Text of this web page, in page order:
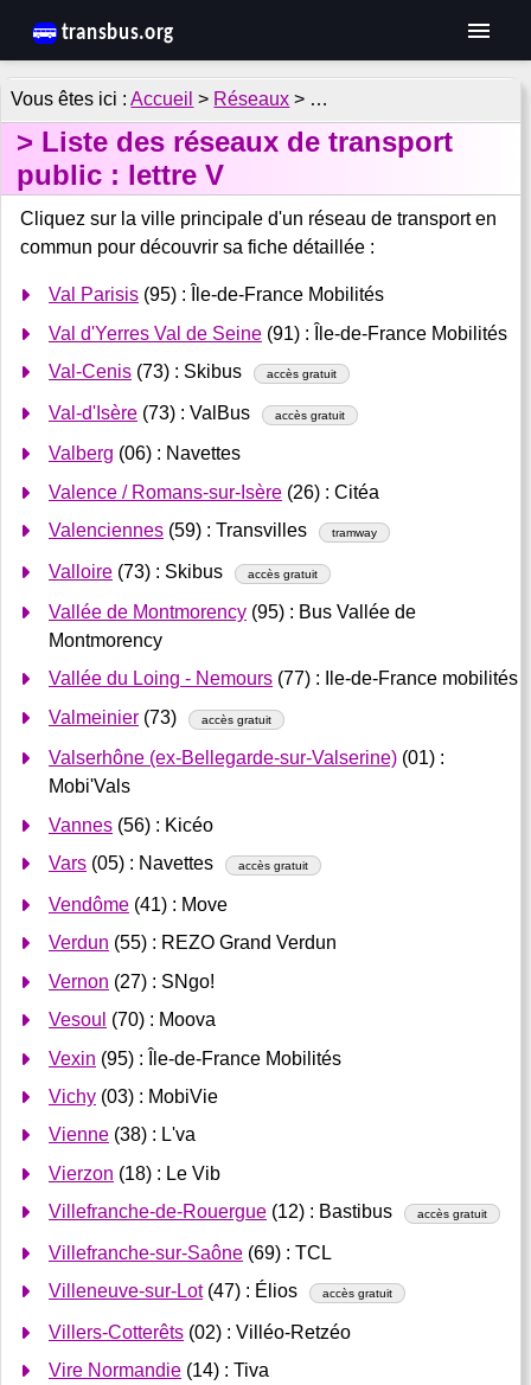
Accueil > Réseaux > …
Liste des réseaux de transport
public : lettre V
Cliquez sur la ville principale d'un réseau de transport en
commun pour découvrir sa fiche détaillée :
Val Parisis (95) : Île-de-France Mobilités
Val d'Yerres Val de Seine (91) : Île-de-France Mobilités
Val-Cenis (73) : Skibus accès gratuit
Val-d'Isère (73) : ValBus accès gratuit
Valberg (06) : Navettes
Valence / Romans-sur-Isère (26) : Citéa
Valenciennes (59) : Transvilles tramway
Valloire (73) : Skibus accès gratuit
Vallée de Montmorency (95) : Bus Vallée de
Montmorency
Vallée du Loing - Nemours (77) : Ile-de-France mobilités
Valmeinier (73) accès gratuit
Valserhône (ex-Bellegarde-sur-Valserine) (01) :
Mobi'Vals
Vannes (56) : Kicéo
Vars (05) : Navettes accès gratuit
Vendôme (41) : Move
Verdun (55) : REZO Grand Verdun
Vernon (27) : SNgo!
Vesoul (70) : Moova
Vexin (95) : Île-de-France Mobilités
Vichy (03) : MobiVie
Vienne (38) : L'va
Vierzon (18) : Le Vib
Villefranche-de-Rouergue (12) : Bastibus accès gratuit
Villefranche-sur-Saône (69) : TCL
Villeneuve-sur-Lot(47) : Élios accès gratuit
Villers-Cotterêts (02) : Villéo-Retzéo
Vire Normandie (14) : Tiva